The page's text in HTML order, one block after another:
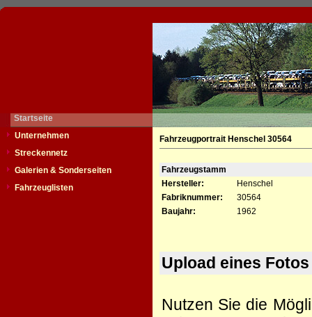
Startseite
Unternehmen
Streckennetz
Galerien & Sonderseiten
Fahrzeuglisten
Fahrzeugportrait Henschel 30564
Fahrzeugstamm
Hersteller:
Henschel
Fabriknummer:
30564
Baujahr:
1962
Upload eines
Nutzen Sie die